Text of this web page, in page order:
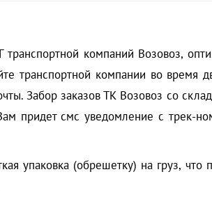
компаний Возовоз,
транспортной компании во
Забор заказов ТК Возовоз со
придет смс уведомление с трек-
упаковка (обрешетку) на груз,